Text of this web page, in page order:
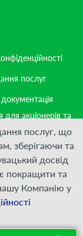
послуг
для акціонерів та
послуг, що
зберігаючи та
досвід
покращити та
Компанію у